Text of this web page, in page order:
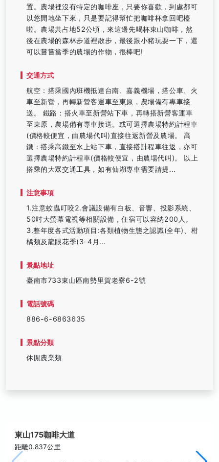
置。農場裡沒有特定的咖啡座，只要你喜歡，到處都可
以悠閒地坐下來，只是要記得幫忙把咖啡杯拿回吧檯
啦。農場共占地52公頃，來這邊先喝杯東山咖啡，然
後在農場的森林步道裡散步，最後跟小豬玩耍一下，還
可以嘗嘗當季的農場的作物，很棒吧!
交通方式
航空：搭乘國內班機抵達台南、嘉義機場，搭公車、火
車至新營，再轉新營客運車至東原，農場備有專車接
送。 鐵路：搭火車至新營站下車，再轉搭新營客運車
至東原，農場備有專車接送。或可選擇農場特約計程車
(價格較便宜，由農場代叫)直接往返新營及農場。 高
鐵：搭乘高鐵至水上站下車，直接搭計程車往返，亦可
選擇農場特約計程車(價格較便宜，由農場代叫)。 以上
搭乘的大眾交通工具，如有仙湖專車需要請提...
注意事項
1.注意蚊蟲叮咬2.會議設備有白板、音響、投影系統、
50吋大螢幕電視等相關設備，住宿可以容納200人。
3.整年度各式活動項目:各類植物生態之認識(全年)、柑
橘類及龍眼花季(3-4月...
景點地址
臺南市733東山區南勢里賀老寮6-2號
電話號碼
886-6-6863635
景點分類
休閒農業類
東山175咖啡大道
距離0.837公里